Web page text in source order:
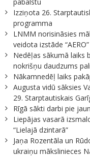
Izziņota 26.
programma
LNMM norisināsies
veidota izstāde “AERO”
Nedēļas sākumā laiks
nokrišņu daudzums
Nākamnedēļ laiks
Augusta vidū sāksies
29. Starptautiskais
Rīgā sākti darbi pie
Liepājas vasarā
“Lielajā dzintarā”
Jaņa Rozentāla un
ukraiņu mākslinieces